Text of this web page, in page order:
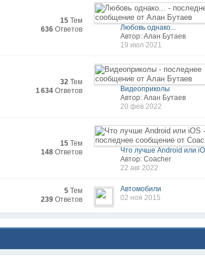
15 Тем
636 Ответов
Любовь однако...
Автор: Алан Бутаев
19 июл 2021
32 Тем
1 634 Ответов
Видеоприколы
Автор: Алан Бутаев
20 фев 2022
15 Тем
148 Ответов
Что лучше Android или
Автор: Coacher
22 авг 2022
5 Тем
239 Ответов
Автомобили
02 ноя 2015